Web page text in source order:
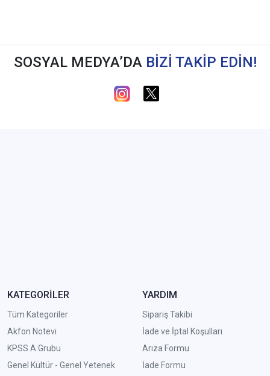
SOSYAL MEDYA’DA BİZİ TAKİP EDİN!
KATEGORİLER
Tüm Kategoriler
Akfon Notevi
KPSS A Grubu
Genel Kültür - Genel Yetenek
YARDIM
Sipariş Takibi
İade ve İptal Koşulları
Arıza Formu
İade Formu